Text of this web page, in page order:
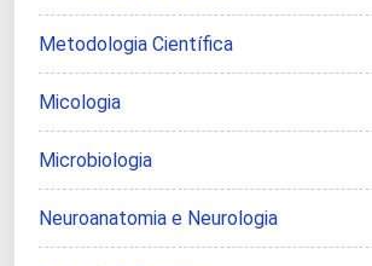
Metodologia Científica
Micologia
Microbiologia
Neuroanatomia e Neurologia